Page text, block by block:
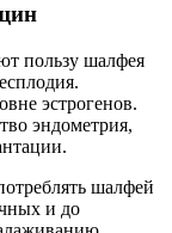
пользу шалфея
эстрогенов.
эндометрия,
шалфей
и до